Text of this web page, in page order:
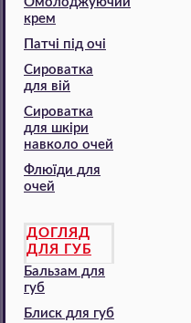
крем
Патчі під очі
Сироватка
для вій
Сироватка
для шкіри
навколо очей
Флюїди для
очей
ДОГЛЯД
ДЛЯ ГУБ
Бальзам для
губ
Блиск для губ